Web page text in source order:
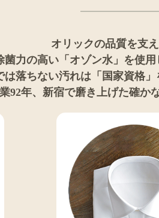
オリックの品質を支え
菌力の高い 「オゾン水」 を使
は落ちない汚れは 「国家資格」
92年、新宿で磨き上げた確か